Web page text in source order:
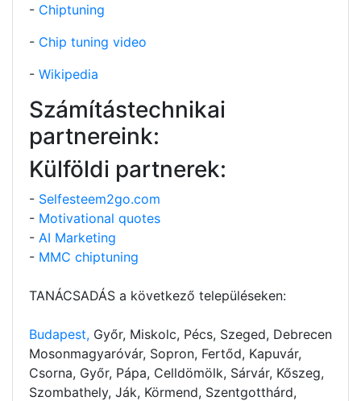
- Chiptuning
- Chip tuning video
- Wikipedia
Számítástechnikai
partnereink:
Külföldi partnerek:
- Selfesteem2go.com
- Motivational quotes
- AI Marketing
- MMC chiptuning
TANÁCSADÁS a következő településeken:
Budapest, Győr, Miskolc, Pécs, Szeged, Debrecen
Mosonmagyaróvár, Sopron, Fertőd, Kapuvár,
Csorna, Győr, Pápa, Celldömölk, Sárvár, Kőszeg,
Szombathely, Ják, Körmend, Szentgotthárd,